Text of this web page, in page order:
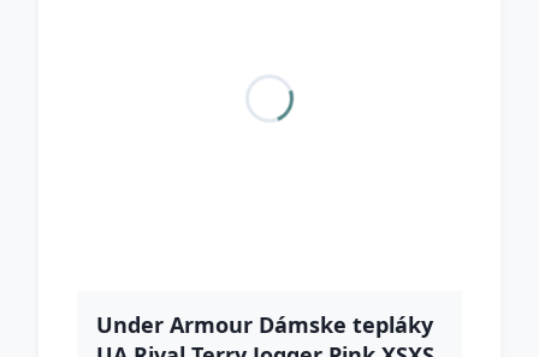
Under Armour Dámske tepláky